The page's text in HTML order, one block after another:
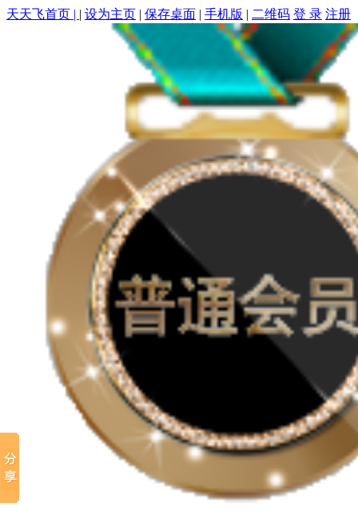
天天飞首页 | | 设为主页 | 保存桌面 | 手机版 | 二维码 登 录 注册